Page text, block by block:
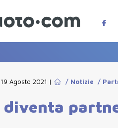
19 Agosto 2021 | / Notizie /